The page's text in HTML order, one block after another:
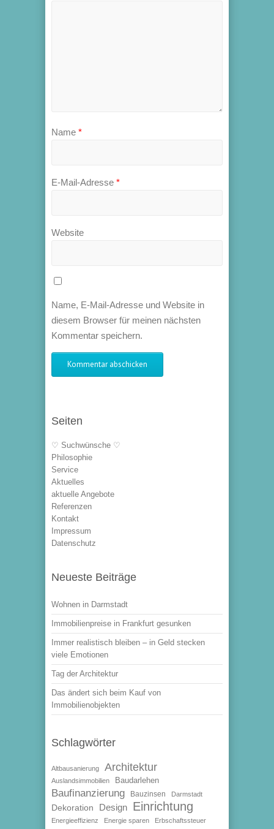
Name *
E-Mail-Adresse *
Website
Name, E-Mail-Adresse und Website in
diesem Browser für meinen nächsten
Kommentar speichern.
Seiten
♡ Suchwünsche ♡
Philosophie
Service
Aktuelles
aktuelle Angebote
Referenzen
Kontakt
Impressum
Datenschutz
Neueste Beiträge
Wohnen in Darmstadt
Immobilienpreise in Frankfurt gesunken
Immer realistisch bleiben – in Geld stecken
viele Emotionen
Tag der Architektur
Das ändert sich beim Kauf von
Immobilienobjekten
Schlagwörter
Altbausanierung Architektur
Auslandsimmobilien Baudarlehen
Baufinanzierung Bauzinsen Darmstadt
Dekoration Design Einrichtung
Energieeffizienz Energie sparen Erbschaftssteuer